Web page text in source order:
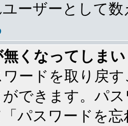
ーザーとして
くなってしま
ードを取り戻
できます。パ
パスワードを